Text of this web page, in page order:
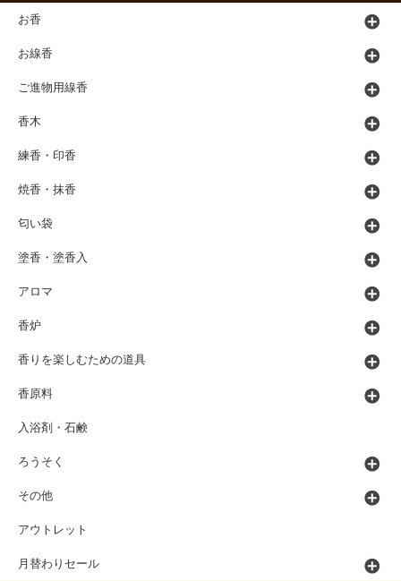
お香
お線香
ご進物用線香
香木
練香・印香
焼香・抹香
匂い袋
塗香・塗香入
アロマ
香炉
香りを楽しむための道具
香原料
入浴剤・石鹸
ろうそく
その他
アウトレット
月替わりセール